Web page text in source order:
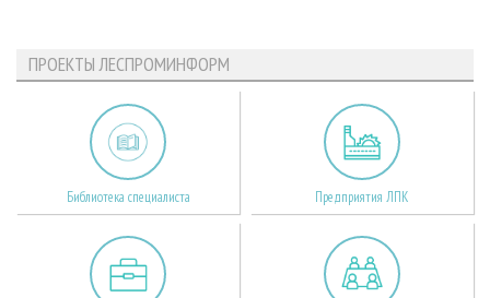
ПРОЕКТЫ ЛЕСПРОМИНФОРМ
Библиотека специалиста Предприятия ЛПК